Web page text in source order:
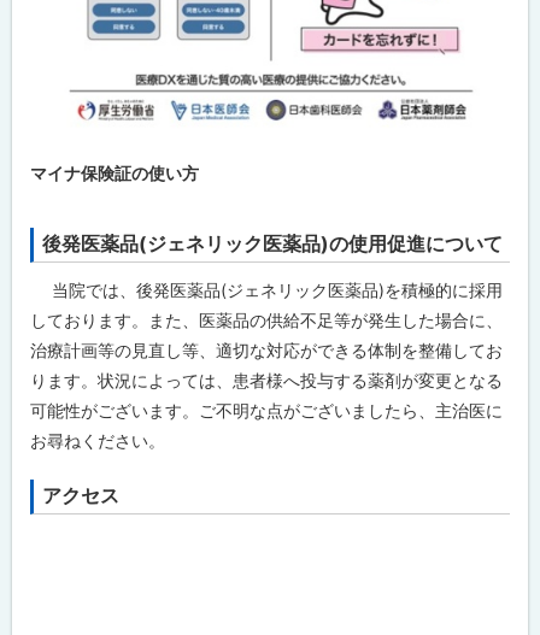
マイナ保険証の使い方
後発医薬品(ジェネリック医薬品)の使用促進について
当院では、後発医薬品(ジェネリック医薬品)を積極的に採用
しております。また、医薬品の供給不足等が発生した場合に、
治療計画等の見直し等、適切な対応ができる体制を整備してお
ります。状況によっては、患者様へ投与する薬剤が変更となる
可能性がございます。ご不明な点がございましたら、主治医に
お尋ねください。
アクセス